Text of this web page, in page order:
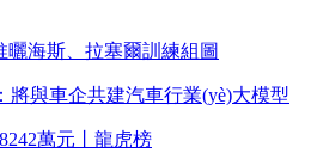
曬海斯、拉塞爾訓練組圖
將與車企共建汽車行業(yè)大模型
萬元丨龍虎榜